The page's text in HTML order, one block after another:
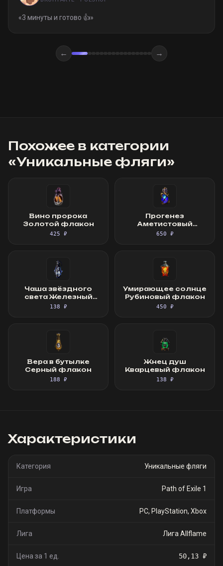
«3 минуты и готово 👍»
← →
Похожее в категории
«Уникальные фляги»
Вино пророка
Золотой флакон
425 ₽
Прогенез
Аметистовый
флакон
650 ₽
Чаша звёздного
света Железный
флакон
138 ₽
Умирающее солнце
Рубиновый флакон
450 ₽
Вера в бутылке
Серный флакон
188 ₽
Жнец душ
Кварцевый флакон
138 ₽
Характеристики
Категория Уникальные фляги
Игра Path of Exile 1
Платформы PC, PlayStation, Xbox
Лига Лига Allflame
Цена за 1 ед. 50,13 ₽